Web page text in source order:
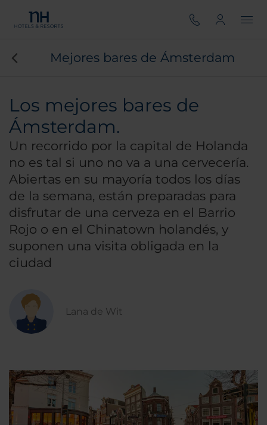
Mejores bares de Ámsterdam
Los mejores bares de
Ámsterdam.
Un recorrido por la capital de Holanda
no es tal si uno no va a una cervecería.
Abiertas en su mayoría todos los días
de la semana, están preparadas para
disfrutar de una cerveza en el Barrio
Rojo o en el Chinatown holandés, y
suponen una visita obligada en la
ciudad
Lana de Wit